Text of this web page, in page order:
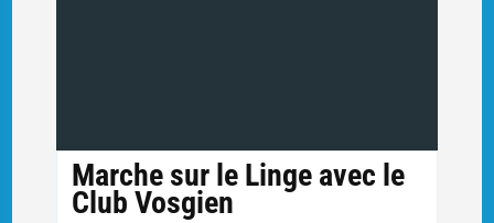
Marche sur le Linge avec le
Club Vosgien